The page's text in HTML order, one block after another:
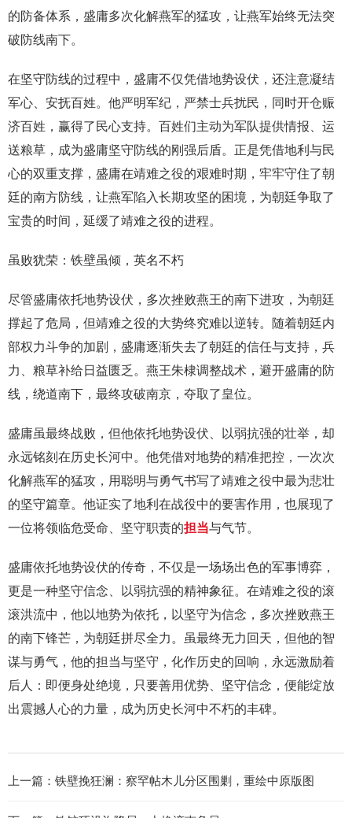
的防备体系，盛庸多次化解燕军的猛攻，让燕军始终无法突
破防线南下。
在坚守防线的过程中，盛庸不仅凭借地势设伏，还注意凝结
军心、安抚百姓。他严明军纪，严禁士兵扰民，同时开仓赈
济百姓，赢得了民心支持。百姓们主动为军队提供情报、运
送粮草，成为盛庸坚守防线的刚强后盾。正是凭借地利与民
心的双重支撑，盛庸在靖难之役的艰难时期，牢牢守住了朝
廷的南方防线，让燕军陷入长期攻坚的困境，为朝廷争取了
宝贵的时间，延缓了靖难之役的进程。
虽败犹荣：铁壁虽倾，英名不朽
尽管盛庸依托地势设伏，多次挫败燕王的南下进攻，为朝廷
撑起了危局，但靖难之役的大势终究难以逆转。随着朝廷内
部权力斗争的加剧，盛庸逐渐失去了朝廷的信任与支持，兵
力、粮草补给日益匮乏。燕王朱棣调整战术，避开盛庸的防
线，绕道南下，最终攻破南京，夺取了皇位。
盛庸虽最终战败，但他依托地势设伏、以弱抗强的壮举，却
永远铭刻在历史长河中。他凭借对地势的精准把控，一次次
化解燕军的猛攻，用聪明与勇气书写了靖难之役中最为悲壮
的坚守篇章。他证实了地利在战役中的要害作用，也展现了
一位将领临危受命、坚守职责的担当与气节。
盛庸依托地势设伏的传奇，不仅是一场场出色的军事博弈，
更是一种坚守信念、以弱抗强的精神象征。在靖难之役的滚
滚洪流中，他以地势为依托，以坚守为信念，多次挫败燕王
的南下锋芒，为朝廷拼尽全力。虽最终无力回天，但他的智
谋与勇气，他的担当与坚守，化作历史的回响，永远激励着
后人：即便身处绝境，只要善用优势、坚守信念，便能绽放
出震撼人心的力量，成为历史长河中不朽的丰碑。
上一篇： 铁壁挽狂澜：察罕帖木儿分区围剿，重绘中原版图